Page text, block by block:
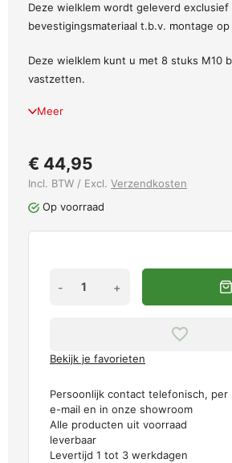
Deze wielklem wordt geleverd exclusief
bevestigingsmateriaal t.b.v. montage
Deze wielklem kunt u met 8 stuks M10
vastzetten.
Meer
€ 44,95
Incl. BTW / Excl. Verzendkosten
Op voorraad
- +
Bekijk je favorieten
Persoonlijk contact telefonisch, per
e-mail en in onze showroom
Alle producten uit voorraad
leverbaar
Levertijd 1 tot 3 werkdagen